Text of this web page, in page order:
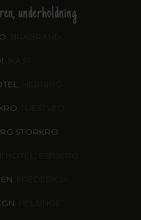
underholdning
, HERNING
STORKRO